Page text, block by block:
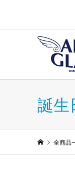
誕生
全商品